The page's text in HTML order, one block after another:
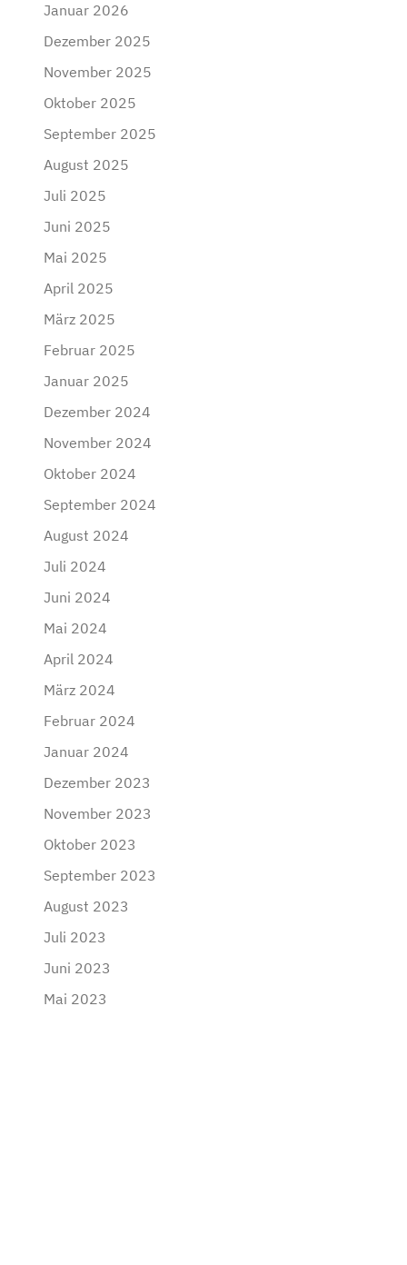
Januar 2026
Dezember 2025
November 2025
Oktober 2025
September 2025
August 2025
Juli 2025
Juni 2025
Mai 2025
April 2025
März 2025
Februar 2025
Januar 2025
Dezember 2024
November 2024
Oktober 2024
September 2024
August 2024
Juli 2024
Juni 2024
Mai 2024
April 2024
März 2024
Februar 2024
Januar 2024
Dezember 2023
November 2023
Oktober 2023
September 2023
August 2023
Juli 2023
Juni 2023
Mai 2023